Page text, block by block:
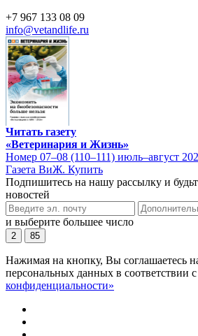
+7 967 133 08 09
info@vetandlife.ru
Читать газету
«Ветеринария и Жизнь»
Номер 07–08 (110–111) июль–август
Газета ВиЖ. Купить
Подпишитесь на нашу рассылку и
новостей
и выберите большее число
2 85
Нажимая на кнопку, Вы соглашаетесь
персональных данных в соответствии с
конфиденциальности»